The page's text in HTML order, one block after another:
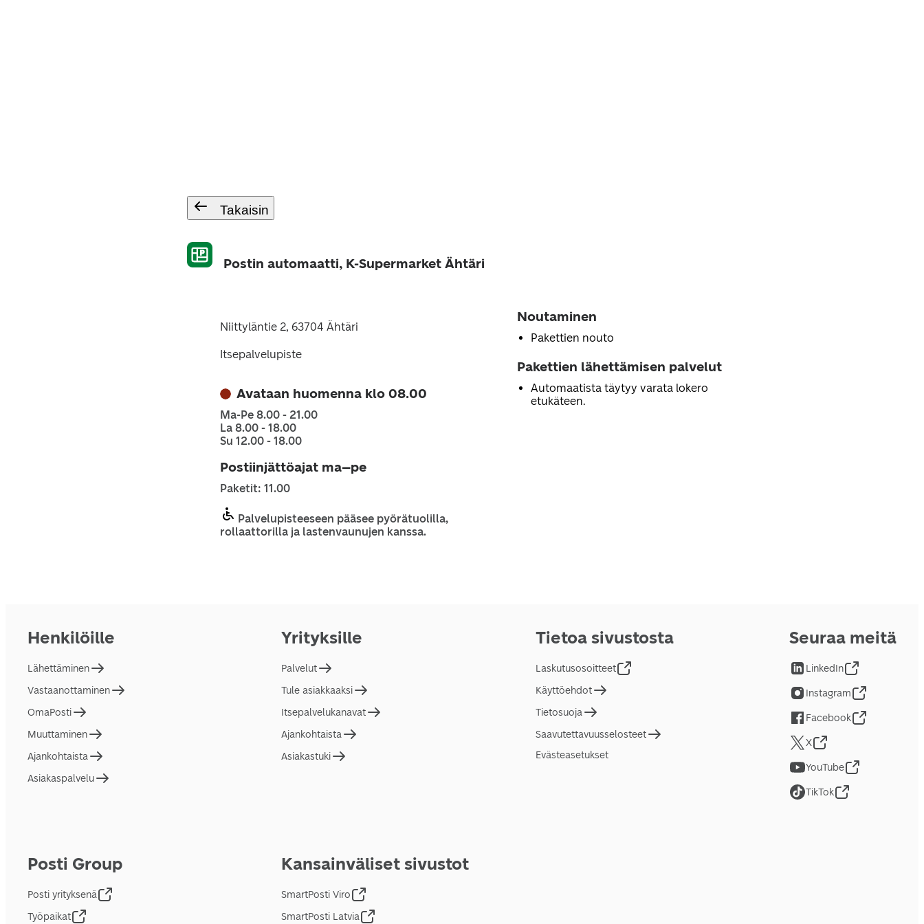
Takaisin
Postin automaatti, K-Supermarket Ähtäri
Niittyläntie 2, 63704 Ähtäri
Itsepalvelupiste
Avataan huomenna klo 08.00
Ma-Pe 8.00 - 21.00
La 8.00 - 18.00
Su 12.00 - 18.00
Postiinjättöajat ma–pe
Paketit: 11.00
Palvelupisteeseen pääsee pyörätuolilla,
rollaattorilla ja lastenvaunujen kanssa.
Noutaminen
Pakettien nouto
Pakettien lähettämisen palvelut
Automaatista täytyy varata lokero
etukäteen.
Henkilöille
Lähettäminen
Vastaanottaminen
OmaPosti
Muuttaminen
Ajankohtaista
Asiakaspalvelu
Yrityksille
Palvelut
Tule asiakkaaksi
Itsepalvelukanavat
Ajankohtaista
Asiakastuki
Tietoa sivustosta
Laskutusosoitteet
Käyttöehdot
Tietosuoja
Saavutettavuusselosteet
Evästeasetukset
Posti Group
Posti yrityksenä
Työpaikat
Kansainväliset sivustot
SmartPosti Viro
SmartPosti Latvia
Seuraa meitä
LinkedIn
Instagram
Facebook
X
YouTube
TikTok